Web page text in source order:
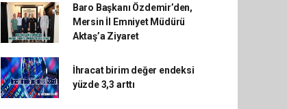
Baro Başkanı Özdemir’den,
Mersin İl Emniyet Müdürü
Aktaş’a Ziyaret
İhracat birim değer endeksi
yüzde 3,3 arttı